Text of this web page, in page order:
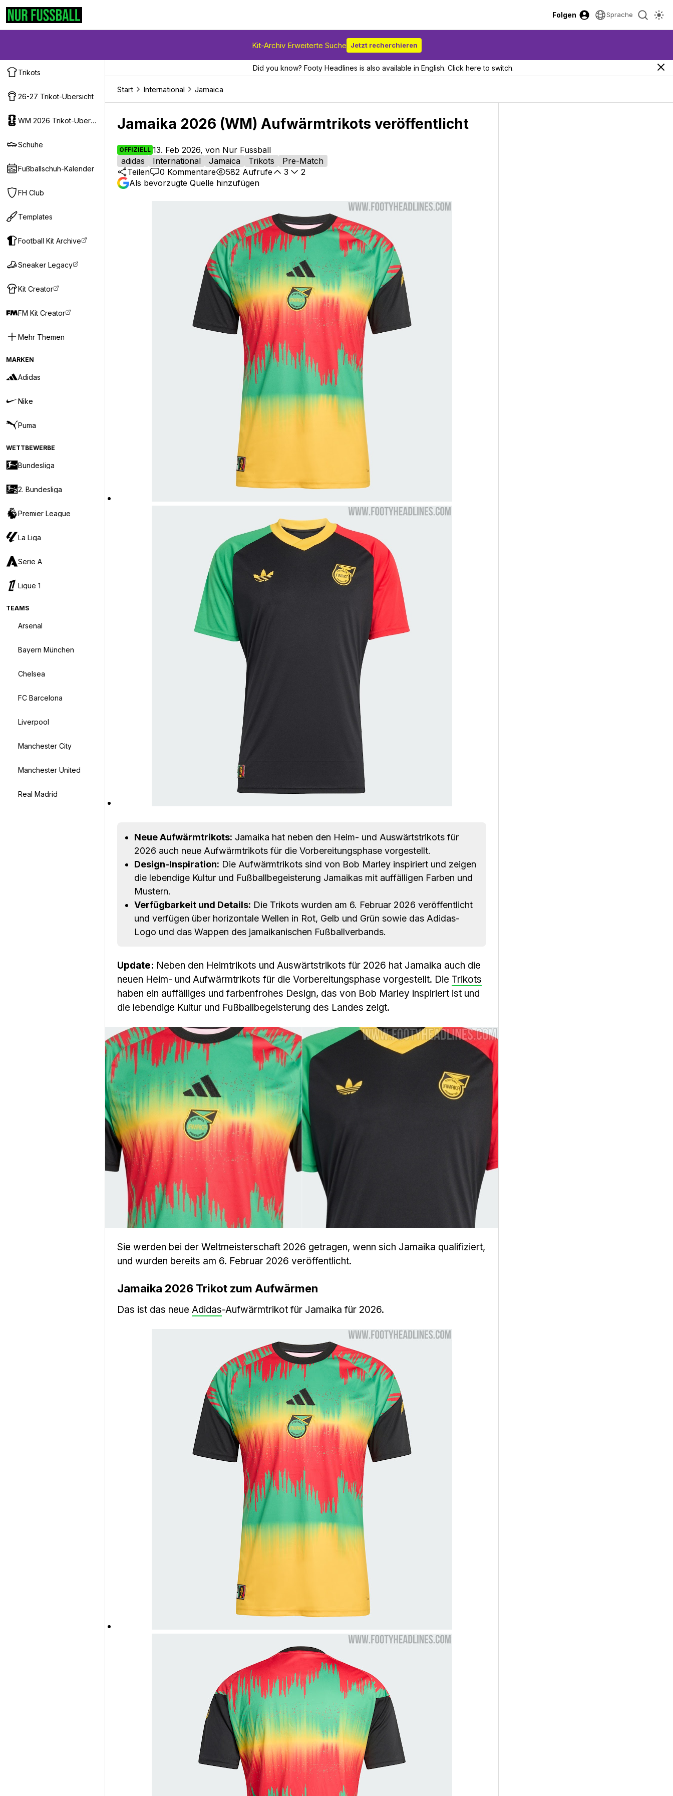
Folgen Sprache
Kit-Archiv Erweiterte Suche Jetzt recherchieren
Trikots
26-27 Trikot-Ubersicht
WM 2026 Trikot-Ubersicht
Schuhe
Fußballschuh-Kalender
FH Club
Templates
Football Kit Archive
Sneaker Legacy
Kit Creator
FM Kit Creator
Mehr Themen
MARKEN
Adidas
Nike
Puma
WETTBEWERBE
Bundesliga
2. Bundesliga
Premier League
La Liga
Serie A
Ligue 1
TEAMS
Arsenal
Bayern München
Chelsea
FC Barcelona
Liverpool
Manchester City
Manchester United
Real Madrid
Did you know? Footy Headlines is also available in English. Click here to switch.
Start International Jamaica
Jamaika 2026 (WM) Aufwärmtrikots veröffentlicht
OFFIZIELL 13. Feb 2026, von Nur Fussball
adidas
International Jamaica Trikots
Pre-Match
Teilen
0 Kommentare 582 Aufrufe 3
2
Als bevorzugte Quelle hinzufügen
Neue Aufwärmtrikots: Jamaika hat neben den Heim- und Auswärtstrikots für
2026 auch neue Aufwärmtrikots für die Vorbereitungsphase vorgestellt.
Design-Inspiration: Die Aufwärmtrikots sind von Bob Marley inspiriert und zeigen
die lebendige Kultur und Fußballbegeisterung Jamaikas mit auffälligen Farben und
Mustern.
Verfügbarkeit und Details: Die Trikots wurden am 6. Februar 2026 veröffentlicht
und verfügen über horizontale Wellen in Rot, Gelb und Grün sowie das Adidas-
Logo und das Wappen des jamaikanischen Fußballverbands.
Update: Neben den Heimtrikots und Auswärtstrikots für 2026 hat Jamaika auch die
neuen Heim- und Aufwärmtrikots für die Vorbereitungsphase vorgestellt. Die Trikots
haben ein auffälliges und farbenfrohes Design, das von Bob Marley inspiriert ist und
die lebendige Kultur und Fußballbegeisterung des Landes zeigt.
Sie werden bei der Weltmeisterschaft 2026 getragen, wenn sich Jamaika qualifiziert,
und wurden bereits am 6. Februar 2026 veröffentlicht.
Jamaika 2026 Trikot zum Aufwärmen
Das ist das neue Adidas-Aufwärmtrikot für Jamaika für 2026.